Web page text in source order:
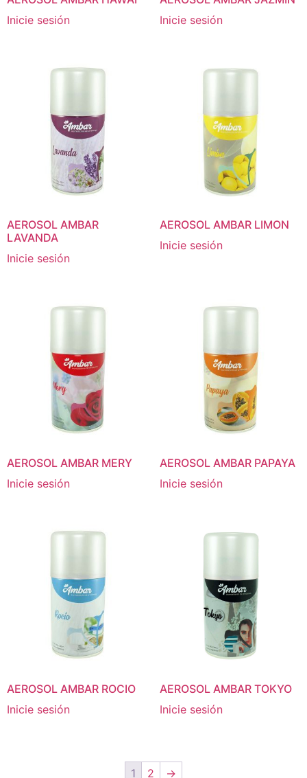
Inicie sesión
Inicie sesión
AEROSOL AMBAR
LAVANDA
Inicie sesión
AEROSOL AMBAR LIMON
Inicie sesión
AEROSOL AMBAR MERY
Inicie sesión
AEROSOL AMBAR PAPAYA
Inicie sesión
AEROSOL AMBAR ROCIO
Inicie sesión
AEROSOL AMBAR TOKYO
Inicie sesión
1 2 →